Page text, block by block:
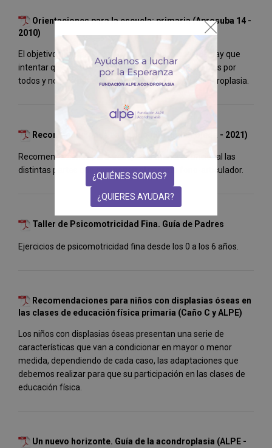
Orientaciones para la escuela: primaria (Aprosuba 14 -
2010)
El objetivo principal es la normalización, por lo que hay que
intentar que las adaptaciones sean útiles y utilizables por
todos y no solo por el alumno o la alumna con acondroplasia.
Recomendaciones en Logopedia (Belén Ojeda - 2021)
Recomendaciones para trabajar de manera funcional las
distintas partes que componen el aparato fono-articulador.
Taller de Psicomotricidad Fina. Guía de Padres
Ejercicios de psicomotricidad fina desde los 0 a los 6 años.
Recomendaciones para niños con displasias óseas en
las clases de educación física primaria (Caño C y ALPE)
Los niños con displasias óseas presentan una serie de
características que van a condicionar en mayor o menor
medida, dependiendo de cada caso, las adaptaciones que
debemos realizar para que su participación en las clases de
educación física.
Un nuevo horizonte. Guía de la acondroplasia (ALPE -
¿QUIÉNES SOMOS?
¿QUIERES AYUDAR?